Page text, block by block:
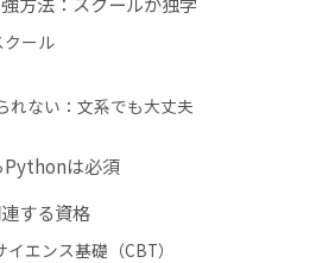
クール
れない：文系でも大丈夫
Pythonは必須
する資格
エンス基礎（CBT）